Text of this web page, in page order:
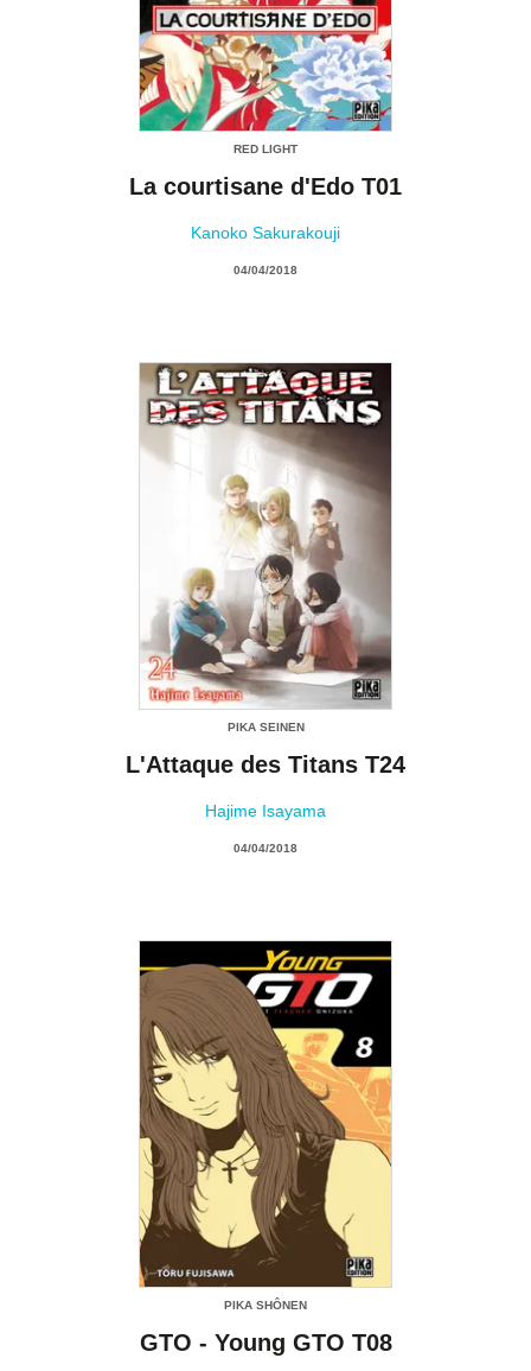
RED LIGHT
La courtisane d'Edo T01
Kanoko Sakurakouji
04/04/2018
PIKA SEINEN
L'Attaque des Titans T24
Hajime Isayama
04/04/2018
PIKA SHÔNEN
GTO - Young GTO T08